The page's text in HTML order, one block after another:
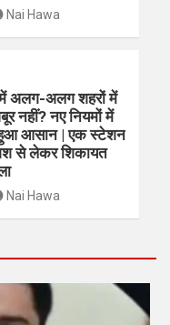
Nai Hawa
अलग-अलग शहरों में
नहीं? नए नियमों में
हुआ आसान | एक स्टेशन
से लेकर शिकायत
Nai Hawa